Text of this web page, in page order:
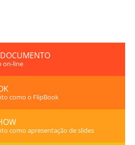
on-line
como o FlipBook
como apresentação de slides